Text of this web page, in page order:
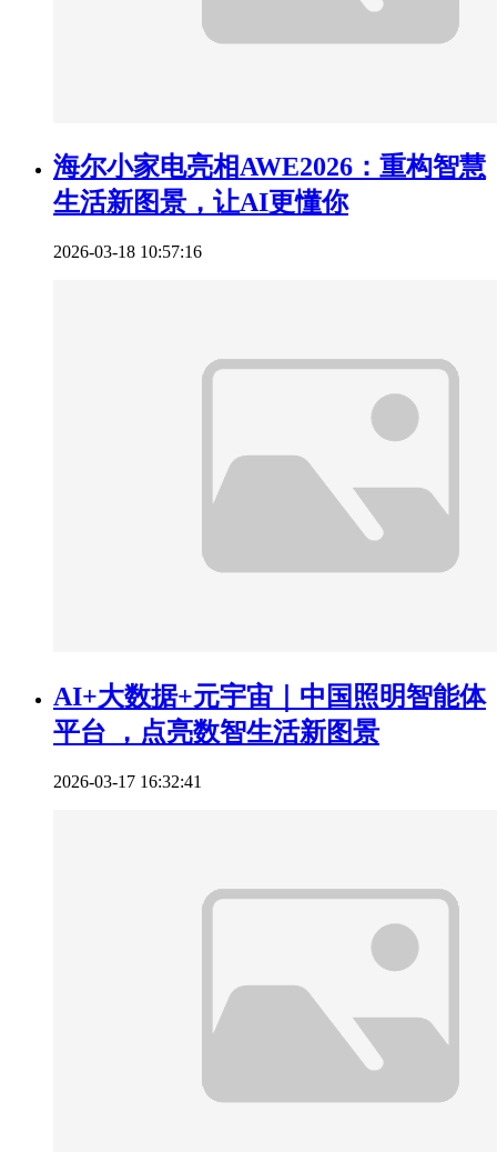
海尔小家电亮相AWE2026：重构智慧
生活新图景，让AI更懂你
2026-03-18 10:57:16
AI+大数据+元宇宙｜中国照明智能体
平台 ，点亮数智生活新图景
2026-03-17 16:32:41